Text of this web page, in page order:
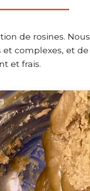
de rosines. Nous
et complexes, et de
et frais.